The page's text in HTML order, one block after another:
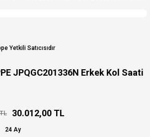
Yetkili Satıcısıdır
JPQGC201336N Erkek Kol Saati
30.012,00 TL
24 Ay